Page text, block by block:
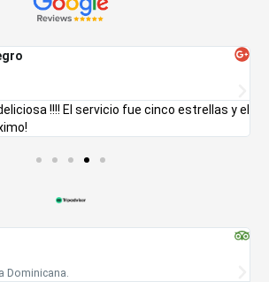
!!!! El servicio fue cinco estrellas y el
Dominicana.